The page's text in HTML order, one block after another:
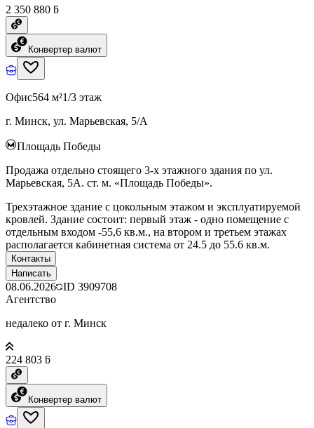
2 350 880 ƃ
Конвертер валют
Офис564 м²1/3 этаж
г. Минск, ул. Марьевская, 5/А
Площадь Победы
Продажа отдельно стоящего 3-х этажного здания по ул.
Марьевская, 5А. ст. м. «Площадь Победы».
Трехэтажное здание с цокольным этажом и эксплуатируемой
кровлей. Здание состоит: первый этаж - одно помещение с
отдельным входом -55,6 кв.м., на втором и третьем этажах
располагается кабинетная система от 24.5 до 55.6 кв.м.
Контакты
Написать
08.06.2026 ID 3909708
Агентство
недалеко от г. Минск
224 803 ƃ
Конвертер валют